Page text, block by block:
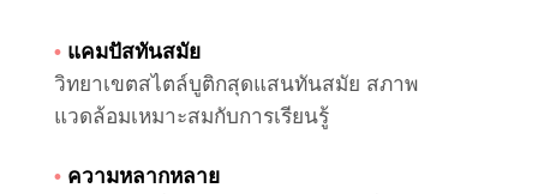
• แคมปัสทันสมัย
วิทยาเขตสไตล์บูติกสุดแสนทันสมัย สภาพ
แวดล้อมเหมาะสมกับการเรียนรู้
• ความหลากหลาย